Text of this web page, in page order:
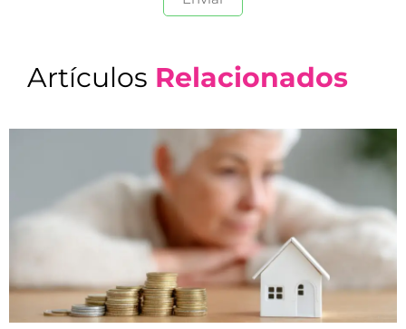
Artículos Relacionados